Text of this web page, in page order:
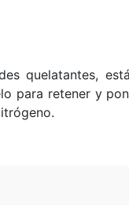
quelatantes,
para retener y